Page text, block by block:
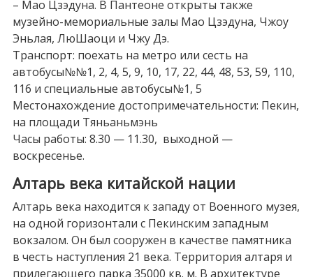
– Мао Цзэдуна. В Пантеоне открыты также
музейно-мемориальные залы Мао Цзэдуна, Чжоу
Эньлая, ЛюШаоци и Чжу Дэ.
Транспорт: поехать на метро или сесть на
автобусы№№1, 2, 4, 5, 9, 10, 17, 22, 44, 48, 53, 59, 110,
116 и специальные автобусы№1, 5
Местонахождение достопримечательности: Пекин,
на площади Тяньаньмэнь
Часы работы: 8.30 — 11.30, выходной —
воскресенье.
Алтарь века китайской нации
Алтарь века находится к западу от Военного музея,
на одной горизонтали с Пекинским западным
вокзалом. Он был сооружен в качестве памятника
в честь наступления 21 века. Территория алтаря и
прилегающего парка 35000 кв. м. В архитектуре